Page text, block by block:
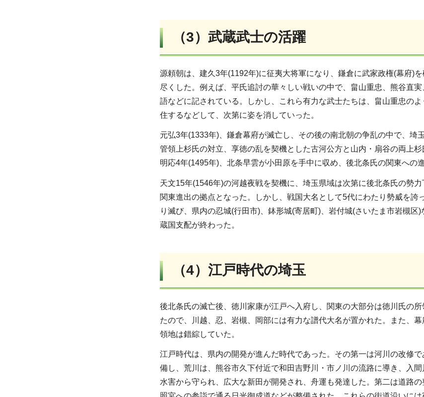
（3）武蔵武士の活躍
源頼朝は、建久3年(1192年)に征夷大将軍になり、鎌倉に武家政権(幕府)
尽くした。例えば、平氏追討の華々しい戦いの中で、畠山重忠、熊谷直
語などに記されている。しかし、これら有力な武士たちは、畠山重忠の
住するなどして、次第に姿を消していった。
元弘3年(1333年)、鎌倉幕府が滅亡し、その後の南北朝の争乱の中で、
管領上杉氏の対立、享徳の乱を契機とした古河公方と山内・扇谷の両上
明応4年(1495年)、北条早雲が小田原を手中に収め、後北条氏の関東への
天文15年(1546年)の河越夜戦を契機に、埼玉県域は次第に後北条氏の勢
関東進出の拠点となった。しかし、戦国大名として5代にわたり勢威を
り滅び、県内の忍城(行田市)、鉢形城(寄居町)、岩付城(さいたま市岩槻
蔵国支配が終わった。
（4）江戸時代の埼玉
後北条氏の滅亡後、徳川家康が江戸へ入府し、関東の大部分は徳川氏の
たので、川越、忍、岩槻、岡部には有力な譜代大名が置かれた。また、
領地は錯綜していた。
江戸時代は、県内の開発が進んだ時代であった。その第一は河川の改修
備し、荒川は、熊谷市久下付近で和田吉野川・市ノ川の流路に導き、入
水害から守られ、広大な新田が開発され、舟運も発達した。第二は道路